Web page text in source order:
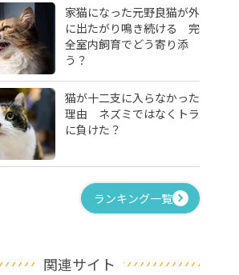
家猫になった元野良猫が外
に出たがり鳴き続ける 完
全室内飼育でどう寄り添
う？
猫が十二支に入らなかった
理由 ネズミではなくトラ
に負けた？
ランキング一覧
関連サイト